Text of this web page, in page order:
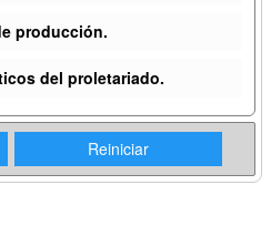
producción.
del proletariado.
Reiniciar